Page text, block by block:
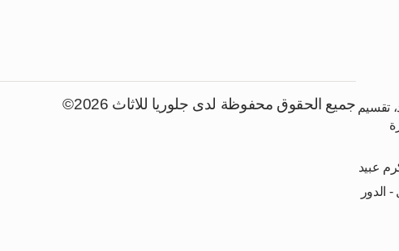
تقسيم
الدور
جميع الحقوق محفوظة لدى جلوريا للاثاث 2026©